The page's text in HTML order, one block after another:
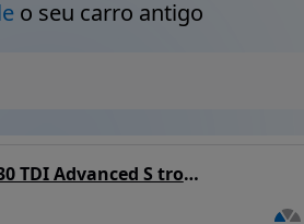
o seu carro antigo
Audi A3 Sportback 30 TDI Advanced S tronic